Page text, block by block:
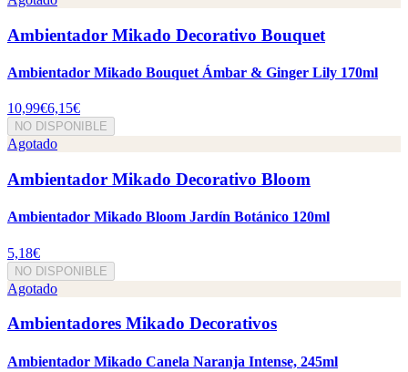
Ambientador Mikado Decorativo Bouquet
Ambientador Mikado Bouquet Ámbar & Ginger Lily 170ml
10,99€6,15€
NO DISPONIBLE
Agotado
Ambientador Mikado Decorativo Bloom
Ambientador Mikado Bloom Jardín Botánico 120ml
5,18€
NO DISPONIBLE
Agotado
Ambientadores Mikado Decorativos
Ambientador Mikado Canela Naranja Intense, 245ml